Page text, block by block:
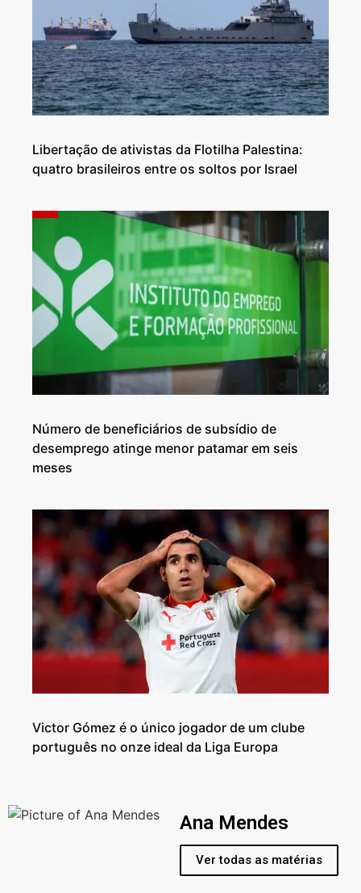
Libertação de ativistas da Flotilha Palestina:
quatro brasileiros entre os soltos por Israel
Número de beneficiários de subsídio de
desemprego atinge menor patamar em seis
meses
Victor Gómez é o único jogador de um clube
português no onze ideal da Liga Europa
Ana Mendes
Ver todas as matérias